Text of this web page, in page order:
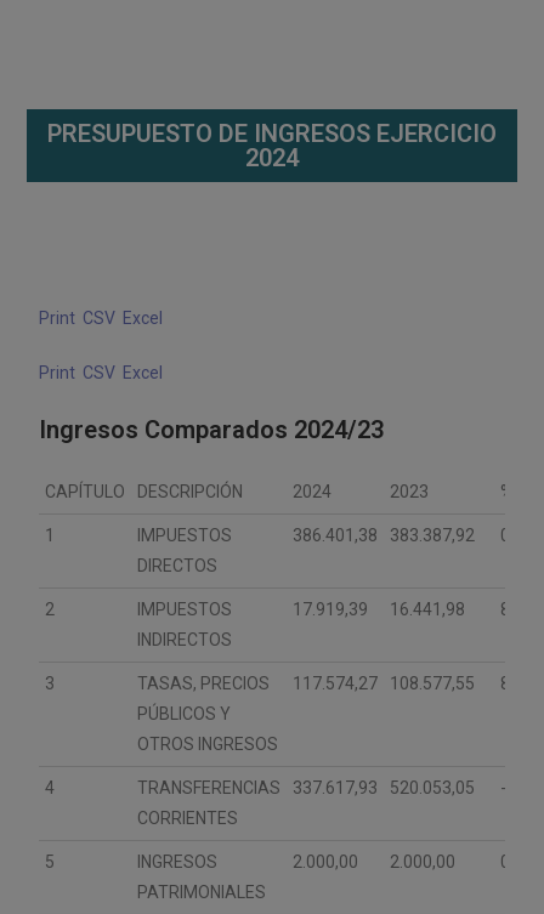
PRESUPUESTO DE INGRESOS EJERCICIO
2024
Print CSV Excel
Print CSV Excel
Ingresos Comparados 2024/23
CAPÍTULO DESCRIPCIÓN 2024 2023 %
1
IMPUESTOS
DIRECTOS
386.401,38 383.387,92 0,79
2
IMPUESTOS
INDIRECTOS
17.919,39 16.441,98 8,99
3
TASAS, PRECIOS
PÚBLICOS Y
OTROS INGRESOS
117.574,27 108.577,55 8,29
4
TRANSFERENCIAS
CORRIENTES
337.617,93 520.053,05 -
5
INGRESOS
PATRIMONIALES
2.000,00 2.000,00 0